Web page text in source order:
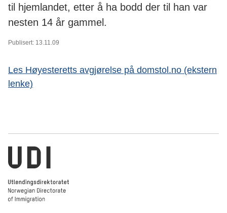
til hjemlandet, etter å ha bodd der til han var
nesten 14 år gammel.
Publisert: 13.11.09
Les Høyesteretts avgjørelse på domstol.no (ekstern
lenke)
Utlendingsdirektoratet